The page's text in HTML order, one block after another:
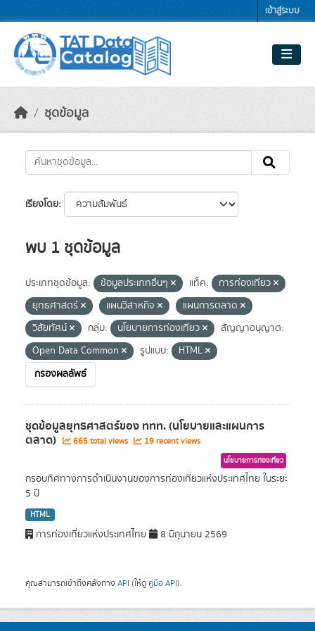
เข้าสู่ระบบ
ชุดข้อมูล
เรียงโดย
พบ 1 ชุดข้อมูล
ประเภทชุดข้อมูล: ข้อมูลประเภทอื่นๆ แท็ค:
การท่องเที่ยว
ยุทธศาสตร์
แผนวิสาหกิจ
แผนการตลาด
วิสัยทัศน์
กลุ่ม: นโยบายการท่องเที่ยว
สัญญาอนุญาต:
Open Data Common
รูปแบบ:
HTML
กรองผลลัพธ์
ชุดข้อมูลยุทธศาสตร์ของ ททท. (นโยบายและแผนการ
ตลาด) 665 total views 19 recent views
นโยบายการท่องเที่ยว
กรอบทิศทางการดำเนินงานของการท่องเที่ยวแห่งประเทศไทย ในระยะ
5 ปี
HTML
การท่องเที่ยวแห่งประเทศไทย 8 มิถุนายน 2569
คุณสามารถเข้าถึงคลังทาง API (ให้ดู คู่มือ API).